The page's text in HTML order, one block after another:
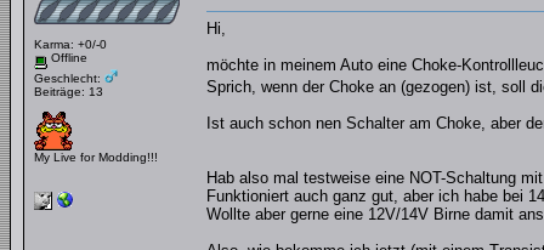
Karma: +0/-0
Offline
Geschlecht:
Beiträge: 13
My Live for Modding!!!
Hi,
möchte in meinem Auto eine Choke-
Sprich, wenn der Choke an (gezogen) ist, soll
Ist auch schon nen Schalter am Choke, aber
Hab also mal testweise eine NOT-Schaltung
Funktioniert auch ganz gut, aber ich habe bei
Wollte aber gerne eine 12V/14V Birne damit